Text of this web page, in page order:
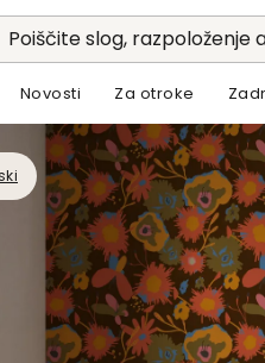
Poiščite slog, razpoloženje
Novosti Za otroke